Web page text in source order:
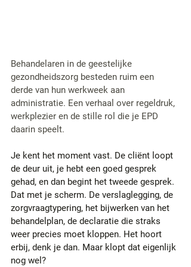
Behandelaren in de geestelijke
gezondheidszorg besteden ruim een
derde van hun werkweek aan
administratie. Een verhaal over regeldruk,
werkplezier en de stille rol die je EPD
daarin speelt.
Je kent het moment vast. De cliënt loopt
de deur uit, je hebt een goed gesprek
gehad, en dan begint het tweede gesprek.
Dat met je scherm. De verslaglegging, de
zorgvraagtypering, het bijwerken van het
behandelplan, de declaratie die straks
weer precies moet kloppen. Het hoort
erbij, denk je dan. Maar klopt dat eigenlijk
nog wel?